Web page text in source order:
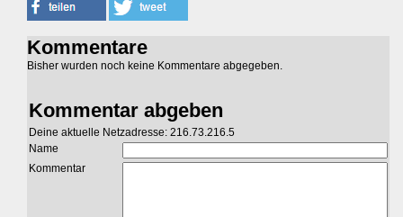
Kommentare
Bisher wurden noch keine Kommentare abgegeben.
Kommentar abgeben
Deine aktuelle Netzadresse: 216.73.216.5
Name
Kommentar